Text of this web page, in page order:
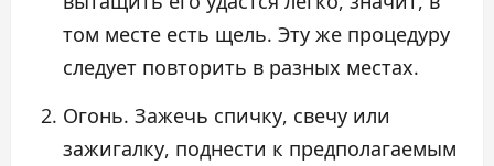
том месте есть щель. Эту же процедуру
следует повторить в разных местах.
Огонь. Зажечь спичку, свечу или
зажигалку, поднести к предполагаемым